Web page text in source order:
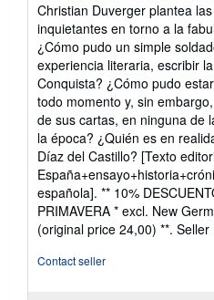
Christian Duverger plantea
inquietantes en torno a la
¿Cómo pudo un simple
experiencia literaria, escribir
Conquista? ¿Cómo pudo
todo momento y, sin
de sus cartas, en ninguna de
la época? ¿Quién es en
Díaz del Castillo? [Texto
española]. ** 10%
PRIMAVERA * excl. New
(original price 24,00) **. Seller
Contact seller